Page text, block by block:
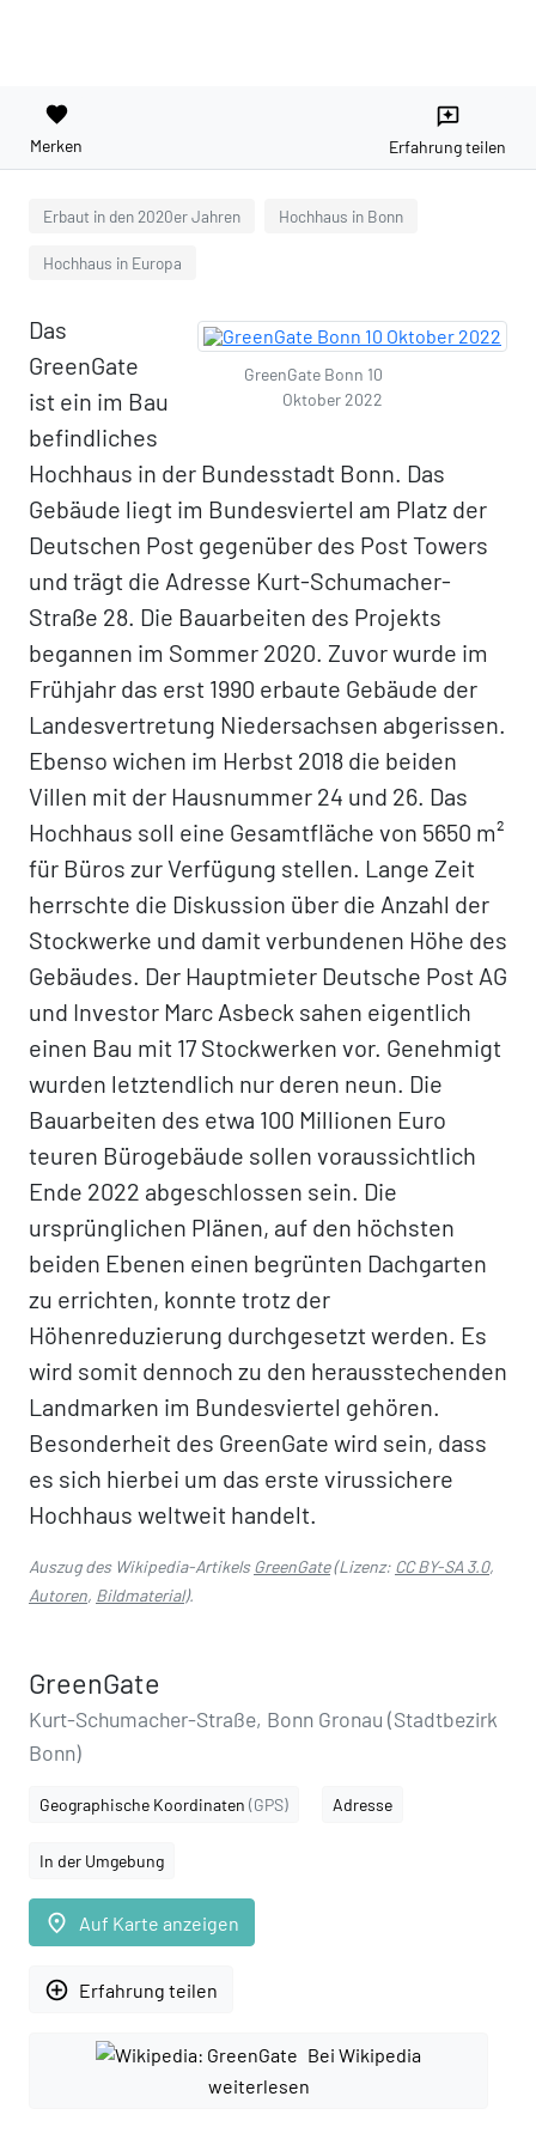
favorite
Merken
reviews
Erfahrung teilen
Erbaut in den 2020er Jahren Hochhaus in Bonn
Hochhaus in Europa
GreenGate Bonn 10
Oktober 2022
Das
GreenGate
ist ein im Bau
befindliches
Hochhaus in der Bundesstadt Bonn. Das
Gebäude liegt im Bundesviertel am Platz der
Deutschen Post gegenüber des Post Towers
und trägt die Adresse Kurt-Schumacher-
Straße 28. Die Bauarbeiten des Projekts
begannen im Sommer 2020. Zuvor wurde im
Frühjahr das erst 1990 erbaute Gebäude der
Landesvertretung Niedersachsen abgerissen.
Ebenso wichen im Herbst 2018 die beiden
Villen mit der Hausnummer 24 und 26. Das
Hochhaus soll eine Gesamtfläche von 5650 m²
für Büros zur Verfügung stellen. Lange Zeit
herrschte die Diskussion über die Anzahl der
Stockwerke und damit verbundenen Höhe des
Gebäudes. Der Hauptmieter Deutsche Post AG
und Investor Marc Asbeck sahen eigentlich
einen Bau mit 17 Stockwerken vor. Genehmigt
wurden letztendlich nur deren neun. Die
Bauarbeiten des etwa 100 Millionen Euro
teuren Bürogebäude sollen voraussichtlich
Ende 2022 abgeschlossen sein. Die
ursprünglichen Plänen, auf den höchsten
beiden Ebenen einen begrünten Dachgarten
zu errichten, konnte trotz der
Höhenreduzierung durchgesetzt werden. Es
wird somit dennoch zu den herausstechenden
Landmarken im Bundesviertel gehören.
Besonderheit des GreenGate wird sein, dass
es sich hierbei um das erste virussichere
Hochhaus weltweit handelt.
Auszug des Wikipedia-ArtikelsGreenGate(Lizenz: CC BY-SA 3.0,
Autoren, Bildmaterial).
GreenGate
Kurt-Schumacher-Straße, Bonn Gronau (Stadtbezirk
Bonn)
Geographische Koordinaten (GPS) Adresse
In der Umgebung
place Auf Karte anzeigen
add_circle_outline Erfahrung teilen
Bei Wikipedia
weiterlesen